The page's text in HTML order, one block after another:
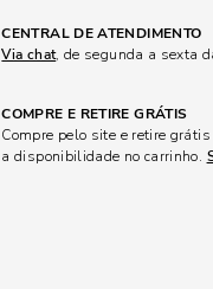
CENTRAL DE ATENDIMENTO
Via chat, de segunda a sexta
COMPRE E RETIRE GRÁTIS
Compre pelo site e retire
a disponibilidade no carrinho.